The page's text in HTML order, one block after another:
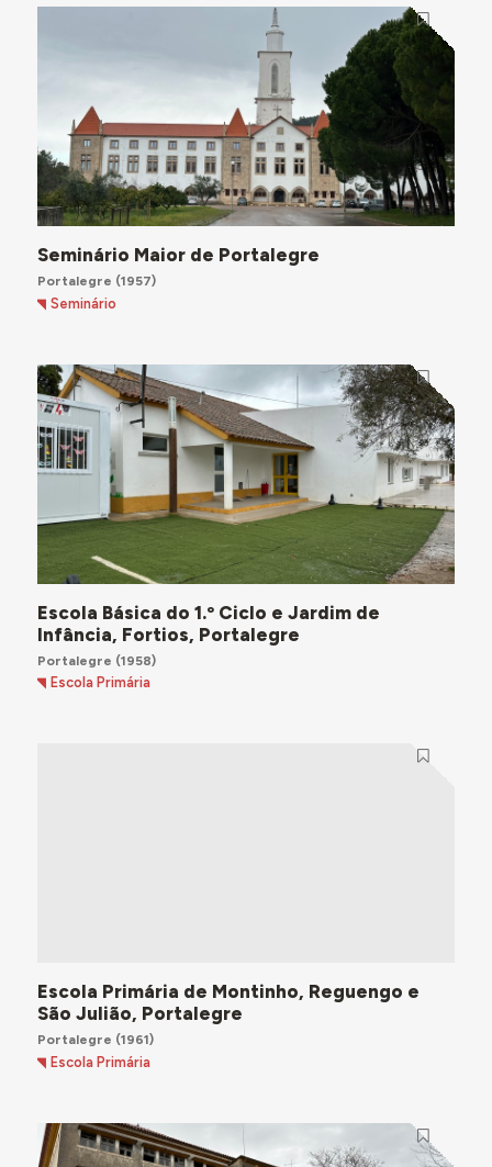
Seminário Maior de Portalegre
Portalegre (1957)
Seminário
Escola Básica do 1.º Ciclo e Jardim de
Infância, Fortios, Portalegre
Portalegre (1958)
Escola Primária
Escola Primária de Montinho, Reguengo e
São Julião, Portalegre
Portalegre (1961)
Escola Primária